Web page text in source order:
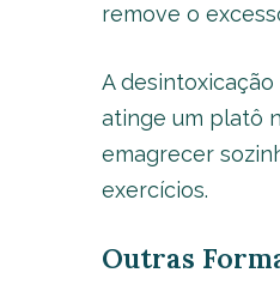
remove o
A
atinge um platô
emagrecer
exercícios.
Outras